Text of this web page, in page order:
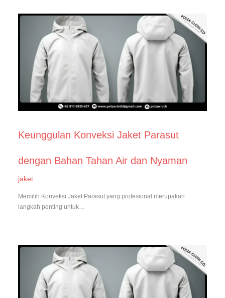
Keunggulan Konveksi Jaket Parasut
dengan Bahan Tahan Air dan Nyaman
jaket
Memilih Konveksi Jaket Parasut yang profesional merupakan
langkah penting untuk…